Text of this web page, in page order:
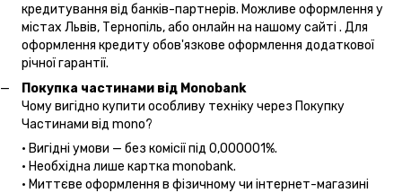
кредитування від банків-партнерів. Можливе оформлення у
містах Львів, Тернопіль, або онлайн на нашому сайті . Для
оформлення кредиту обов'язкове оформлення додаткової
річної гарантії.
Покупка частинами від Monobank
Чому вигідно купити особливу техніку через Покупку
Частинами від mono?
• Вигідні умови — без комісії під 0,000001%.
• Необхідна лише картка monobank.
• Миттєве оформлення в фізичному чи інтернет-магазині